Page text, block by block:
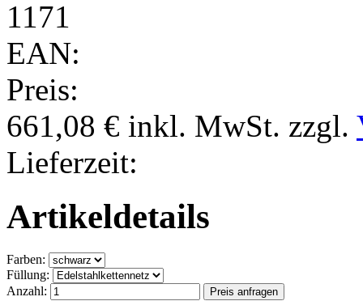
1171
EAN:
Preis:
661,08 € inkl. MwSt. zzgl.
Lieferzeit:
Artikeldetails
Farben:
Füllung:
Anzahl: